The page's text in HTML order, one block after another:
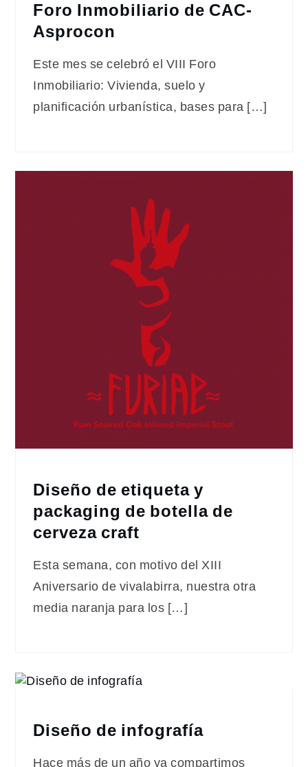
Foro Inmobiliario de CAC-
Asprocon
Este mes se celebró el VIII Foro
Inmobiliario: Vivienda, suelo y
planificación urbanística, bases para […]
Diseño de etiqueta y
packaging de botella de
cerveza craft
Esta semana, con motivo del XIII
Aniversario de vivalabirra, nuestra otra
media naranja para los […]
Diseño de infografía
Hace más de un año ya compartimos